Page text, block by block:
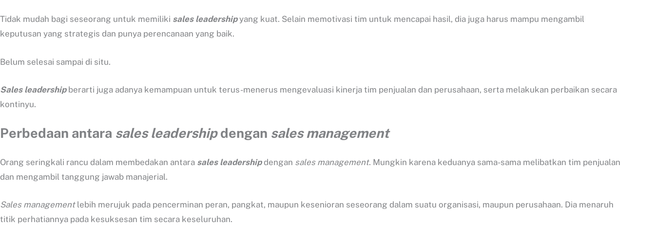
Tidak mudah bagi seseorang untuk memiliki sales leadershipyang kuat. Selain memotivasi tim untuk mencapai hasil, dia juga harus mampu mengambil
keputusan yang strategis dan punya perencanaan yang baik.
Belum selesai sampai di situ.
Sales leadershipberarti juga adanya kemampuan untuk terus-menerus mengevaluasi kinerja tim penjualan dan perusahaan, serta melakukan perbaikan secara
kontinyu.
Perbedaan antara sales leadershipdengan sales management
Orang seringkali rancu dalam membedakan antara sales leadershipdengan sales management. Mungkin karena keduanya sama-sama melibatkan tim penjualan
dan mengambil tanggung jawab manajerial.
Sales managementlebih merujuk pada pencerminan peran, pangkat, maupun kesenioran seseorang dalam suatu organisasi, maupun perusahaan. Dia menaruh
titik perhatiannya pada kesuksesan tim secara keseluruhan.